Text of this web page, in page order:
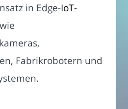
in Edge-IoT-
wie
Fabrikrobotern und